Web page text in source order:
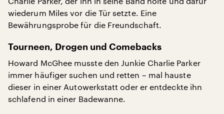
wiederum Miles vor die Tür setzte. Eine
Bewährungsprobe für die Freundschaft.
Tourneen, Drogen und Comebacks
Howard McGhee musste den Junkie Charlie Parker
immer häufiger suchen und retten – mal hauste
dieser in einer Autowerkstatt oder er entdeckte ihn
schlafend in einer Badewanne.